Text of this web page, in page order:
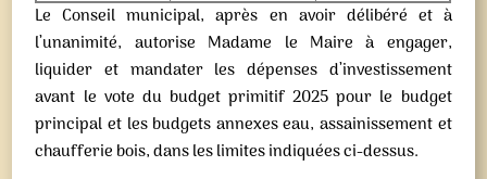
Le Conseil municipal, après en avoir délibéré et à
l’unanimité, autorise Madame le Maire à engager,
liquider et mandater les dépenses d’investissement
avant le vote du budget primitif 2025 pour le budget
principal et les budgets annexes eau, assainissement et
chaufferie bois, dans les limites indiquées ci-dessus.